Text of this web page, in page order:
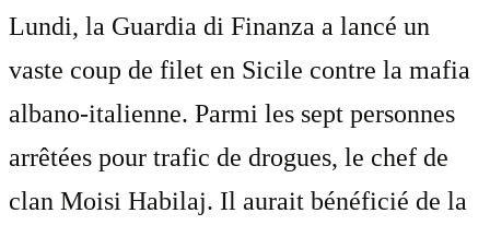
Lundi, la Guardia di Finanza a lancé un
vaste coup de filet en Sicile contre la mafia
albano-italienne. Parmi les sept personnes
arrêtées pour trafic de drogues, le chef de
clan Moisi Habilaj. Il aurait bénéficié de la